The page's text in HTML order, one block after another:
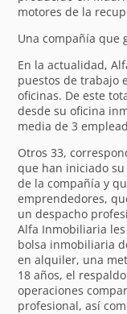
motores de la
Una compañía que
En la actualidad,
puestos de trabajo
oficinas. De este
desde su oficina
media de 3
Otros 33,
que han iniciado
de la compañía y
emprendedores,
un despacho
Alfa Inmobiliaria
bolsa inmobiliaria
en alquiler, una
18 años, el
operaciones
profesional, así